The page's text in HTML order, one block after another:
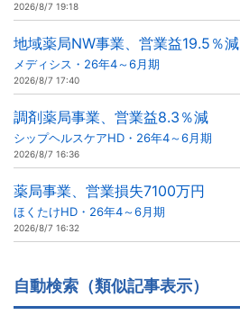
2026/8/7 19:18
地域薬局NW事業、営業益19.5％減
メディシス・26年4～6月期
2026/8/7 17:40
調剤薬局事業、営業益8.3％減
シップヘルスケアHD・26年4～6月期
2026/8/7 16:36
薬局事業、営業損失7100万円
ほくたけHD・26年4～6月期
2026/8/7 16:32
自動検索（類似記事表示）